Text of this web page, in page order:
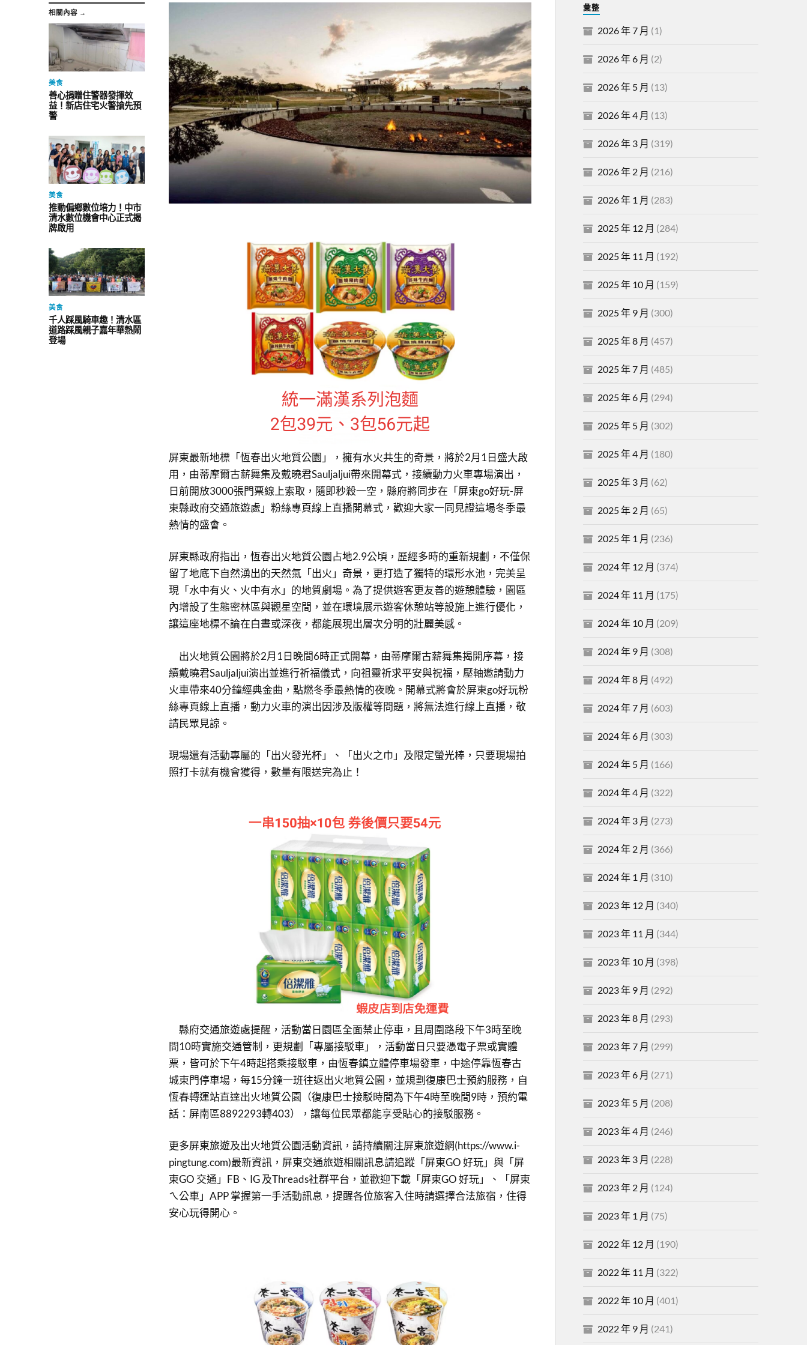
相關內容 →
美食
善心捐贈住警器發揮效
益！新店住宅火警搶先預
警
美食
推動偏鄉數位培力！中市
清水數位機會中心正式揭
牌啟用
美食
千人踩風騎車趣！清水區
道路踩風親子嘉年華熱鬧
登場
屏東最新地標「恆春出火地質公園」，擁有水火共生的奇景，將於2月1日盛大啟
用，由蒂摩爾古薪舞集及戴曉君Sauljaljui帶來開幕式，接續動力火車專場演出，
日前開放3000張門票線上索取，隨即秒殺一空，縣府將同步在「屏東go好玩-屏
東縣政府交通旅遊處」粉絲專頁線上直播開幕式，歡迎大家一同見證這場冬季最
熱情的盛會。
屏東縣政府指出，恆春出火地質公園占地2.9公頃，歷經多時的重新規劃，不僅保
留了地底下自然湧出的天然氣「出火」奇景，更打造了獨特的環形水池，完美呈
現「水中有火、火中有水」的地質劇場。為了提供遊客更友善的遊憩體驗，園區
內增設了生態密林區與觀星空間，並在環境展示遊客休憩站等設施上進行優化，
讓這座地標不論在白晝或深夜，都能展現出層次分明的壯麗美感。
出火地質公園將於2月1日晚間6時正式開幕，由蒂摩爾古薪舞集揭開序幕，接
續戴曉君Sauljaljui演出並進行祈福儀式，向祖靈祈求平安與祝福，壓軸邀請動力
火車帶來40分鐘經典金曲，點燃冬季最熱情的夜晚。開幕式將會於屏東go好玩粉
絲專頁線上直播，動力火車的演出因涉及版權等問題，將無法進行線上直播，敬
請民眾見諒。
現場還有活動專屬的「出火發光杯」、「出火之巾」及限定螢光棒，只要現場拍
照打卡就有機會獲得，數量有限送完為止！
縣府交通旅遊處提醒，活動當日園區全面禁止停車，且周圍路段下午3時至晚
間10時實施交通管制，更規劃「專屬接駁車」，活動當日只要憑電子票或實體
票，皆可於下午4時起搭乘接駁車，由恆春鎮立體停車場發車，中途停靠恆春古
城東門停車場，每15分鐘一班往返出火地質公園，並規劃復康巴士預約服務，自
恆春轉運站直達出火地質公園（復康巴士接駁時間為下午4時至晚間9時，預約電
話：屏南區8892293轉403），讓每位民眾都能享受貼心的接駁服務。
更多屏東旅遊及出火地質公園活動資訊，請持續關注屏東旅遊網(https://www.i-
pingtung.com)最新資訊，屏東交通旅遊相關訊息請追蹤「屏東GO 好玩」與「屏
東GO 交通」FB、IG 及Threads社群平台，並歡迎下載「屏東GO 好玩」、「屏東
ㄟ公車」APP 掌握第一手活動訊息，提醒各位旅客入住時請選擇合法旅宿，住得
安心玩得開心。
彙整
2026 年 7 月 (1)
2026 年 6 月 (2)
2026 年 5 月 (13)
2026 年 4 月 (13)
2026 年 3 月 (319)
2026 年 2 月 (216)
2026 年 1 月 (283)
2025 年 12 月 (284)
2025 年 11 月 (192)
2025 年 10 月 (159)
2025 年 9 月 (300)
2025 年 8 月 (457)
2025 年 7 月 (485)
2025 年 6 月 (294)
2025 年 5 月 (302)
2025 年 4 月 (180)
2025 年 3 月 (62)
2025 年 2 月 (65)
2025 年 1 月 (236)
2024 年 12 月 (374)
2024 年 11 月 (175)
2024 年 10 月 (209)
2024 年 9 月 (308)
2024 年 8 月 (492)
2024 年 7 月 (603)
2024 年 6 月 (303)
2024 年 5 月 (166)
2024 年 4 月 (322)
2024 年 3 月 (273)
2024 年 2 月 (366)
2024 年 1 月 (310)
2023 年 12 月 (340)
2023 年 11 月 (344)
2023 年 10 月 (398)
2023 年 9 月 (292)
2023 年 8 月 (293)
2023 年 7 月 (299)
2023 年 6 月 (271)
2023 年 5 月 (208)
2023 年 4 月 (246)
2023 年 3 月 (228)
2023 年 2 月 (124)
2023 年 1 月 (75)
2022 年 12 月 (190)
2022 年 11 月 (322)
2022 年 10 月 (401)
2022 年 9 月 (241)